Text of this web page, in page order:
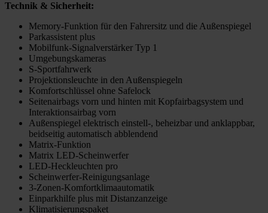
Technik & Sicherheit:
Memory-Funktion für den Fahrersitz und die Außenspiegel
Parkassistent plus
Mobilfunk-Signalverstärker Typ 1
Umgebungskameras
S-Sportfahrwerk
Projektionsleuchte in den Außenspiegeln
Komfortschlüssel ohne Safelock
Seitenairbags vorn und hinten mit Kopfairbagsystem und
Interaktionsairbag vorn
Außenspiegel elektrisch einstell-, beheizbar und anklappbar,
beidseitig automatisch abblendend
Matrix-Funktion
Matrix LED-Scheinwerfer
LED-Heckleuchten pro
Scheinwerfer-Reinigungsanlage
3-Zonen-Komfortklimaautomatik
Einparkhilfe plus mit Distanzanzeige
Klimatisierungspaket